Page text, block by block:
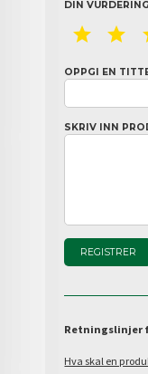
DIN
1
OPPGI EN
SKRIV INN
Retningslinjer
Hva skal en